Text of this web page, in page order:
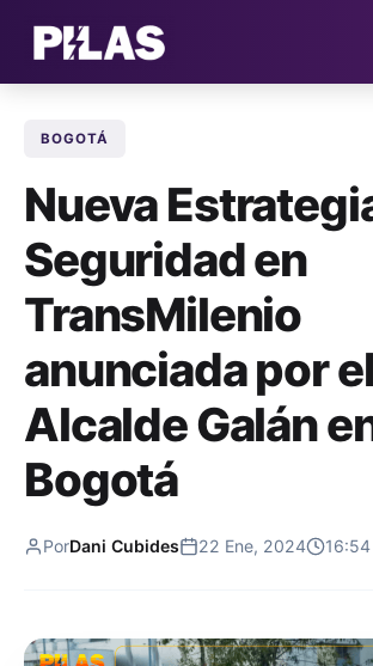
NOTICIAS
QUIÉNES SOMOS
CONTACTO
SUSCRÍBETE
BOGOTÁ
Nueva
Seguridad en
TransMilenio
anunciada por el
Alcalde Galán
Bogotá
PorDani Cubides 22 Ene, 2024 16:54